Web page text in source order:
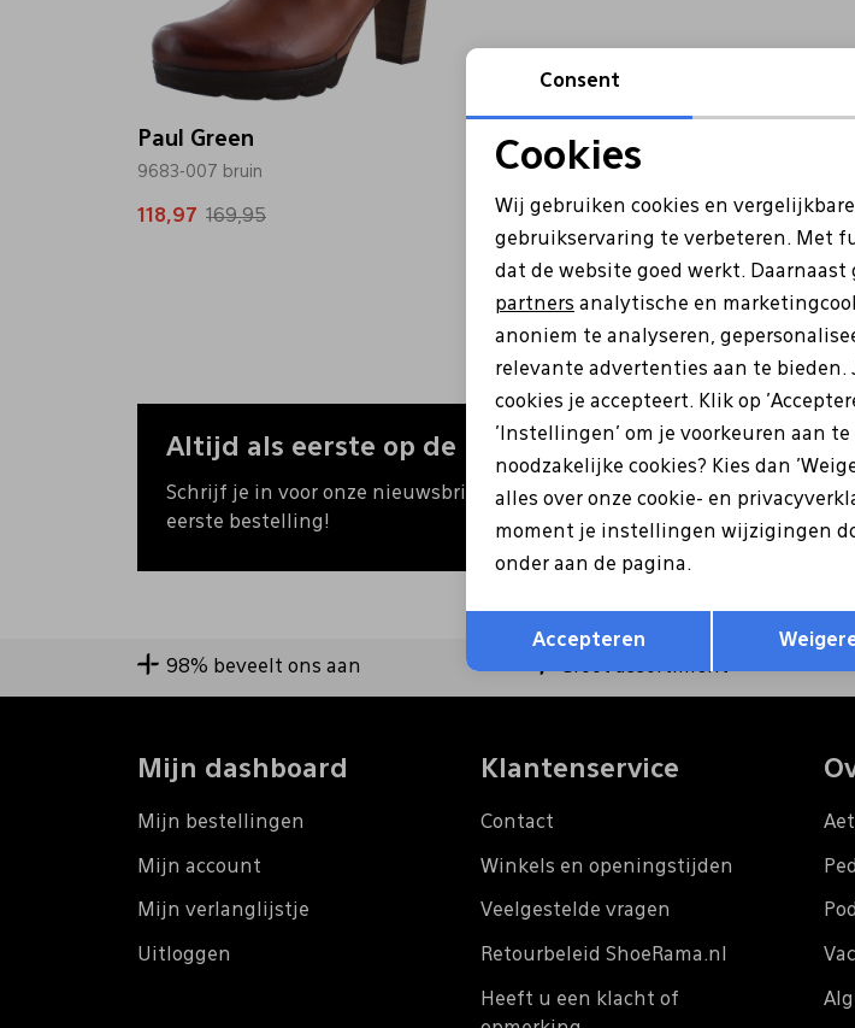
Paul Green
9683-007 bruin
118,97 169,95
Altijd als eerste op de hoogte zijn?
Schrijf je in voor onze nieuwsbrief en ontvang €5 korting op je
eerste bestelling!
98% beveelt ons aan Groot assortiment
Mijn dashboard
Mijn bestellingen
Mijn account
Mijn verlanglijstje
Uitloggen
Klantenservice
Contact
Winkels en openingstijden
Veelgestelde vragen
Retourbeleid ShoeRama.nl
Heeft u een klacht of
Noodzakelijke cookies
Analytische cookies
Terug
Consent
Cookies
Wij gebruiken cookies en
gebruikservaring te verbeteren. Met
dat de website goed werkt.
partners analytische en
anoniem te analyseren,
relevante advertenties aan te bieden.
cookies je accepteert. Klik op
'Instellingen' om je voorkeuren aan te
noodzakelijke cookies? Kies dan
alles over onze cookie- en
moment je instellingen wijzigingen
onder aan de pagina.
Accepteren